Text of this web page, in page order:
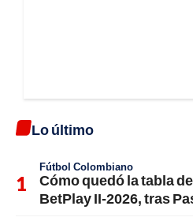
Lo último
Fútbol Colombiano
Cómo quedó la tabla
BetPlay II-2026, tras